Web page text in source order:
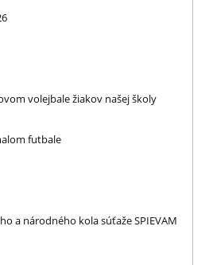
volejbale žiakov našej školy
futbale
a národného kola súťaže SPIEVAM